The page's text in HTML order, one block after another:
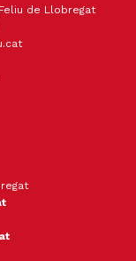
de Llobregat